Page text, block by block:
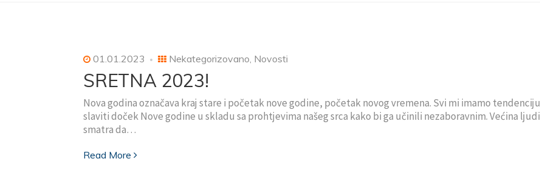
01.01.2023 Nekategorizovano Novosti
SRETNA 2023!
Nova godina označava kraj stare i početak nove godine, početak novog vremena. Svi mi imamo tendenciju
slaviti doček Nove godine u skladu sa prohtjevima našeg srca kako bi ga učinili nezaboravnim. Većina ljudi
smatra da…
Read More